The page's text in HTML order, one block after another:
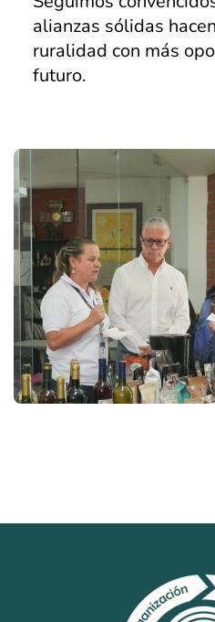
alianzas sólidas
ruralidad con más
futuro.